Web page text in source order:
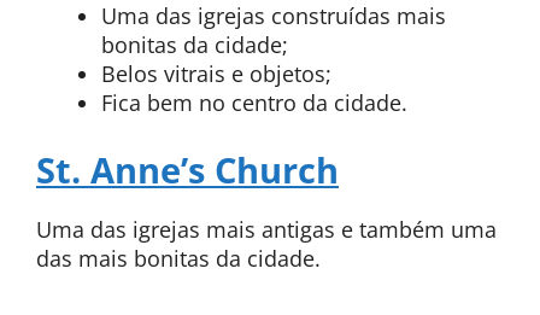
Uma das igrejas construídas mais
bonitas da cidade;
Belos vitrais e objetos;
Fica bem no centro da cidade.
St. Anne’s Church
Uma das igrejas mais antigas e também uma
das mais bonitas da cidade.